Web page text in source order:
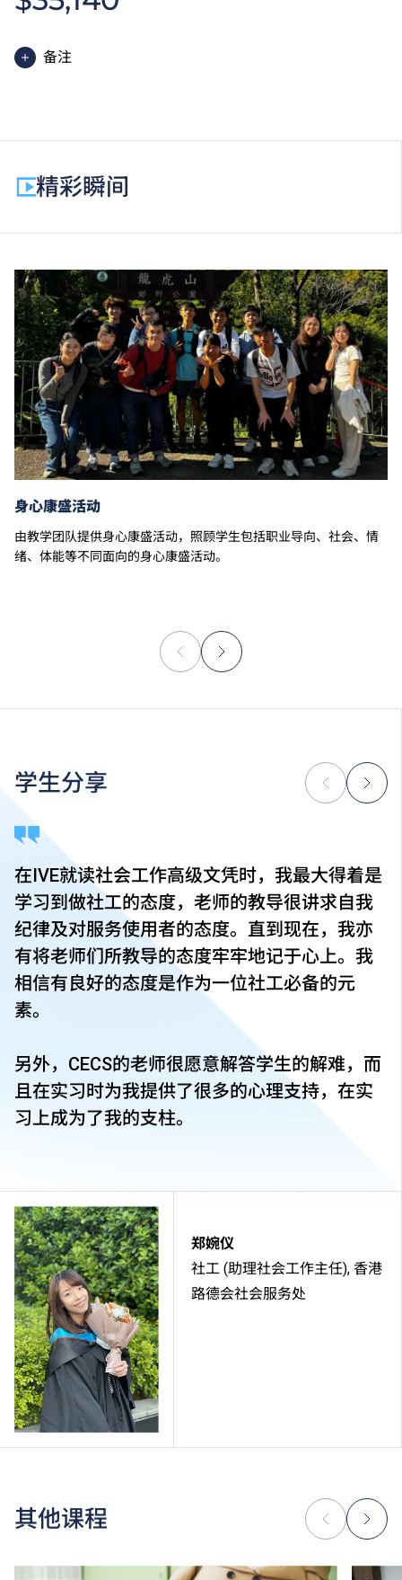
备注
除学费外，学生须缴交其他费用如保证金及学生会年
费。
学费水平会每年检讨。课程第二年学费水平会因应通胀
及有关因素作调整。
以上资料只适用于本地学生。
精彩瞬间
身心康盛活动
由教学团队提供身心康盛活动，照顾学生包括职业导向、社会、情
绪、体能等不同面向的身心康盛活动。
郑婉仪
社工 (助理社会工作主任), 香港
路德会社会服务处
学生分享
在IVE就读社会工作高级文凭时，我最大得着是
学习到做社工的态度，老师的教导很讲求自我
纪律及对服务使用者的态度。直到现在，我亦
有将老师们所教导的态度牢牢地记于心上。我
相信有良好的态度是作为一位社工必备的元
素。
另外，CECS的老师很愿意解答学生的解难，而
且在实习时为我提供了很多的心理支持，在实
习上成为了我的支柱。
其他课程